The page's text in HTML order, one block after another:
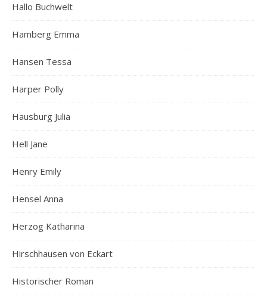
Hallo Buchwelt
Hamberg Emma
Hansen Tessa
Harper Polly
Hausburg Julia
Hell Jane
Henry Emily
Hensel Anna
Herzog Katharina
Hirschhausen von Eckart
Historischer Roman